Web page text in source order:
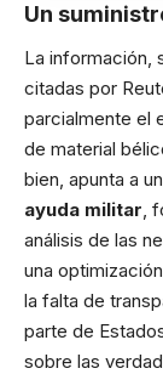
Un
La información,
citadas por
parcialmente el
de material
bien, apunta a
ayuda militar ,
análisis de las
una
la falta de
parte de
sobre las